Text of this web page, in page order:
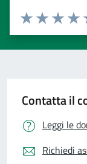
Valuta
Valuta 2
Valuta 1 stelle
Contatta il
Leggi le
Richiedi